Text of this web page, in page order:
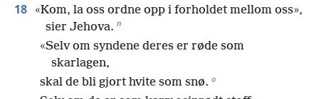
18
«Kom, la oss ordne opp i forholdet mellom oss»,
sier Jehova. n
«Selv om syndene deres er røde som
skarlagen,
skal de bli gjort hvite som snø. o